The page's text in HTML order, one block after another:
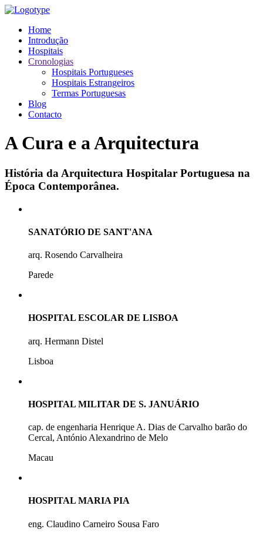
Home
Introdução
Hospitais
Cronologias
Hospitais Portugueses
Hospitais Estrangeiros
Termas Portuguesas
Blog
Contacto
A Cura e a Arquitectura
História da Arquitectura Hospitalar Portuguesa na
Época Contemporânea.
SANATÓRIO DE SANT'ANA
arq. Rosendo Carvalheira
Parede
HOSPITAL ESCOLAR DE LISBOA
arq. Hermann Distel
Lisboa
HOSPITAL MILITAR DE S. JANUÁRIO
cap. de engenharia Henrique A. Dias de Carvalho barão do
Cercal, António Alexandrino de Melo
Macau
HOSPITAL MARIA PIA
eng. Claudino Carneiro Sousa Faro